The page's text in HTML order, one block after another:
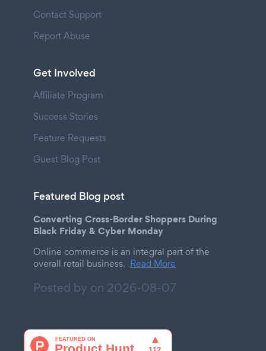
Contact Support
Report Abuse
Get Involved
Affiliate Program
Success Stories
Feature Requests
Guest Blog Post
Featured Blog post
Converting Cross-Border Shoppers During
Black Friday & Cyber Monday
Online commerce is an integral part of the
overall retail business. Read More
Posted by on 2026-08-07